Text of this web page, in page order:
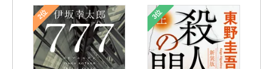
2位 3位